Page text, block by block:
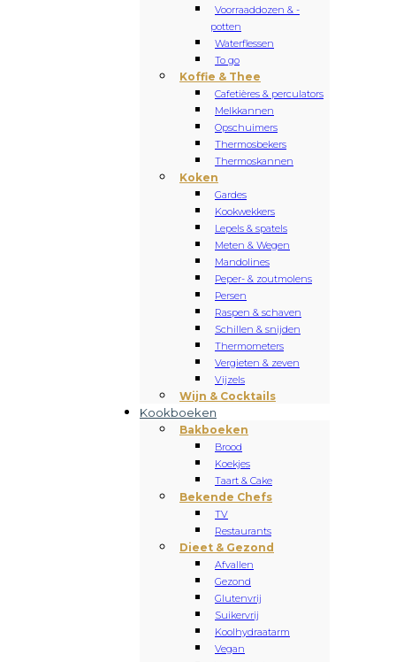
Voorraaddozen & -
potten
Waterflessen
To go
Koffie & Thee
Cafetières & perculators
Melkkannen
Opschuimers
Thermosbekers
Thermoskannen
Koken
Gardes
Kookwekkers
Lepels & spatels
Meten & Wegen
Mandolines
Peper- & zoutmolens
Persen
Raspen & schaven
Schillen & snijden
Thermometers
Vergieten & zeven
Vijzels
Wijn & Cocktails
Kookboeken
Bakboeken
Brood
Koekjes
Taart & Cake
Bekende Chefs
TV
Restaurants
Dieet & Gezond
Afvallen
Gezond
Glutenvrij
Suikervrij
Koolhydraatarm
Vegan